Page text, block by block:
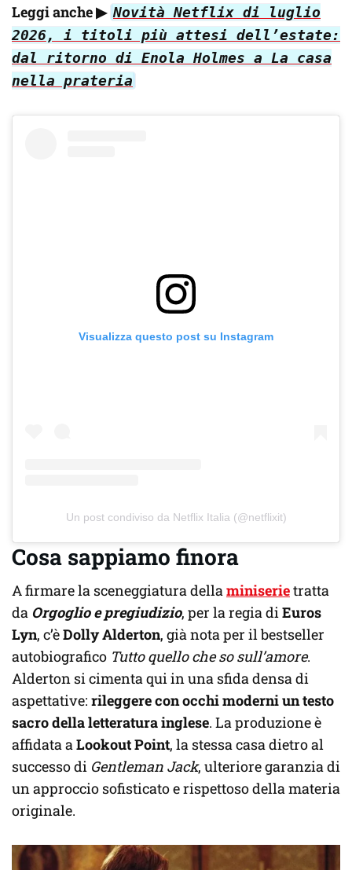
Leggi anche▶ Novità Netflix di luglio
2026, i titoli più attesi dell’estate:
dal ritorno di Enola Holmes a La casa
nella prateria
Visualizza questo post su Instagram
Un post condiviso da Netflix Italia (@netflixit)
Cosa sappiamo finora
A firmare la sceneggiatura dellaminiserietratta
da Orgoglio e pregiudizio, per la regia diEuros
Lyn, c’èDolly Alderton, già nota per il bestseller
autobiografico Tutto quello che so sull’amore.
Alderton si cimenta qui in una sfida densa di
aspettative: rileggere con occhi moderni un testo
sacro della letteratura inglese. La produzione è
affidata aLookout Point, la stessa casa dietro al
successo di Gentleman Jack, ulteriore garanzia di
un approccio sofisticato e rispettoso della materia
originale.